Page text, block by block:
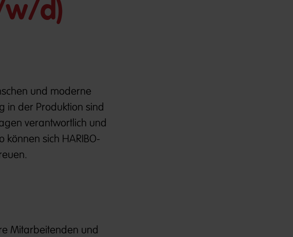
w/d)
und moderne
in der Produktion sind
verantwortlich und
sich HARIBO-
Mitarbeitenden und